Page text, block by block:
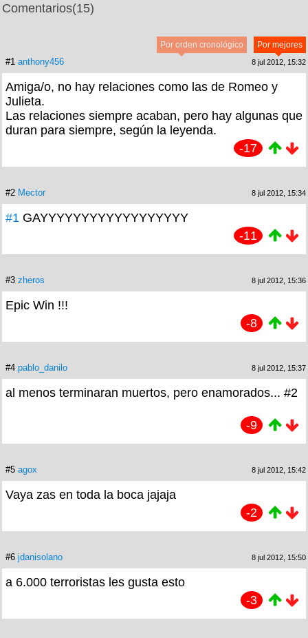
Comentarios(15)
Por mejores
Por orden cronológico
#1 anthony456 8 jul 2012, 15:32
Amiga/o, no hay relaciones como las de Romeo y
Julieta.
Las relaciones siempre acaban, pero hay algunas que
duran para siempre, según la leyenda.
-17
#2 Mector 8 jul 2012, 15:34
#1 GAYYYYYYYYYYYYYYYYYY
-11
#3 zheros 8 jul 2012, 15:36
Epic Win !!!
-8
#4 pablo_danilo 8 jul 2012, 15:37
al menos terminaran muertos, pero enamorados... #2
-9
#5 agox 8 jul 2012, 15:42
Vaya zas en toda la boca jajaja
-2
#6 jdanisolano 8 jul 2012, 15:50
a 6.000 terroristas les gusta esto
-3